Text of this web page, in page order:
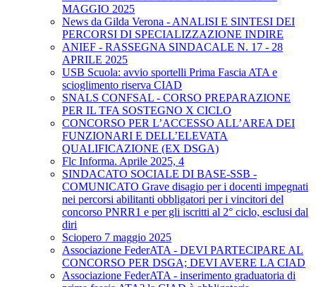
MAGGIO 2025
News da Gilda Verona - ANALISI E SINTESI DEI
PERCORSI DI SPECIALIZZAZIONE INDIRE
ANIEF - RASSEGNA SINDACALE N. 17 - 28
APRILE 2025
USB Scuola: avvio sportelli Prima Fascia ATA e
scioglimento riserva CIAD
SNALS CONFSAL - CORSO PREPARAZIONE
PER IL TFA SOSTEGNO X CICLO
CONCORSO PER L’ACCESSO ALL’AREA DEI
FUNZIONARI E DELL’ELEVATA
QUALIFICAZIONE (EX DSGA)
Flc Informa. Aprile 2025, 4
SINDACATO SOCIALE DI BASE-SSB -
COMUNICATO Grave disagio per i docenti impegnati
nei percorsi abilitanti obbligatori per i vincitori del
concorso PNRR1 e per gli iscritti al 2° ciclo, esclusi dal
diri
Sciopero 7 maggio 2025
Associazione FederATA - DEVI PARTECIPARE AL
CONCORSO PER DSGA; DEVI AVERE LA CIAD
Associazione FederATA - inserimento graduatoria di